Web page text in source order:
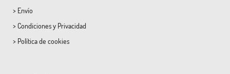
> Envío
> Condicionesy Privacidad
> Política de cookies